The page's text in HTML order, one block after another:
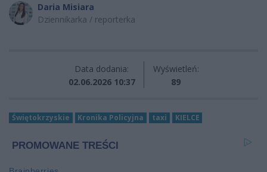
Daria Misiara
Dziennikarka / reporterka
Data dodania:
02.06.2026 10:37
Wyświetleń:
89
Świętokrzyskie Kronika Policyjna taxi KIELCE